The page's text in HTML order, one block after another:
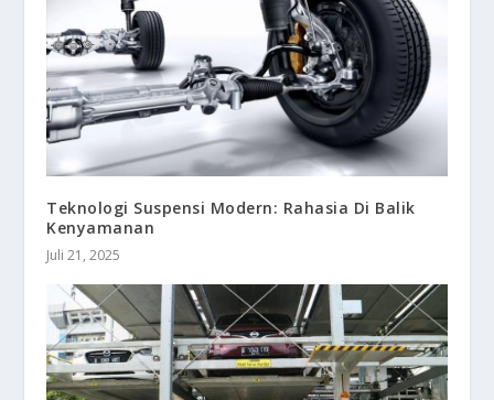
Teknologi Suspensi Modern: Rahasia Di Balik
Kenyamanan
Juli 21, 2025